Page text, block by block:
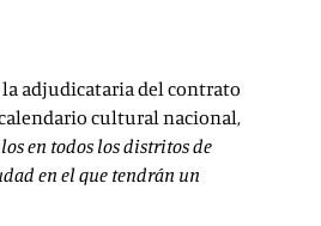
la adjudicataria del contrato
calendario cultural nacional,
en todos los distritos de
en el que tendrán un